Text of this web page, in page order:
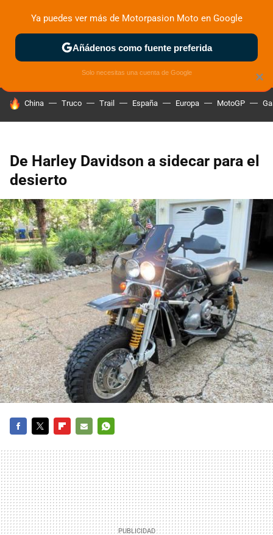
ZONA DE PRUEBAS DEPORTIVAS MOTOS ELÉCTRICAS
HOY SE HABLA DE
China Truco Trail España Europa MotoGP
De Harley Davidson a sidecar para el
desierto
MAIL
×
Ya puedes ver más de Motorpasion Moto en Google
Añádenos como fuente preferida
Solo necesitas una cuenta de Google